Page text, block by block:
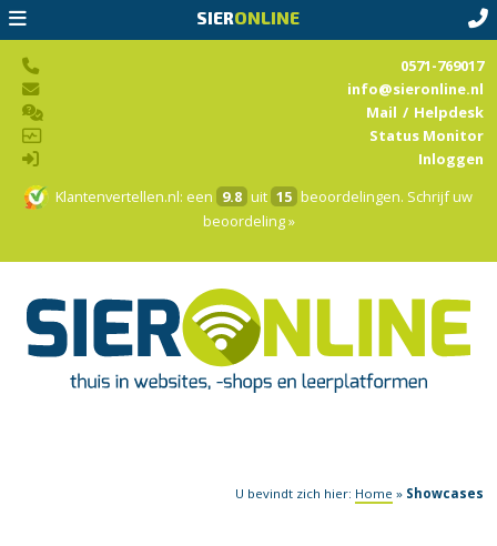
SIERONLINE
Klantenvertellen.nl: een 9.8 uit 15 beoordelingen. Schrijf uw
beoordeling »
0571-769017
info@sieronline.nl
Mail / Helpdesk
Status Monitor
Inloggen
U bevindt zich hier: Home » Showcases